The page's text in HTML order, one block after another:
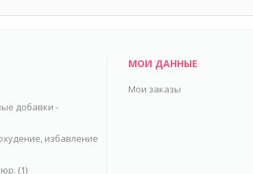
добавки -
избавление
(1)
МОИ ДАННЫЕ
Мои заказы